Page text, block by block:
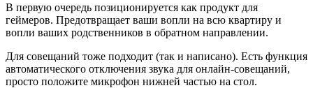
В первую очередь позиционируется как продукт для
геймеров. Предотвращает ваши вопли на всю квартиру и
вопли ваших родственников в обратном направлении.
Для совещаний тоже подходит (так и написано). Есть функция
автоматического отключения звука для онлайн-совещаний,
просто положите микрофон нижней частью на стол.